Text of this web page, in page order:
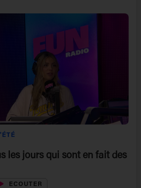
les jours qui sont en fait des
ECOUTER